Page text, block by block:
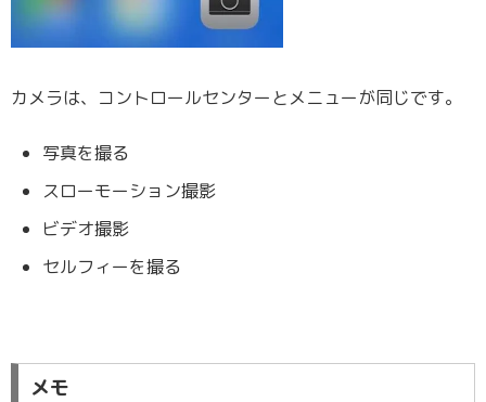
カメラは、コントロールセンターとメニューが同じです。
写真を撮る
スローモーション撮影
ビデオ撮影
セルフィーを撮る
メモ